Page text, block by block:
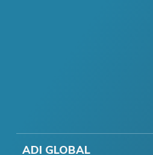
ADI GLOBAL